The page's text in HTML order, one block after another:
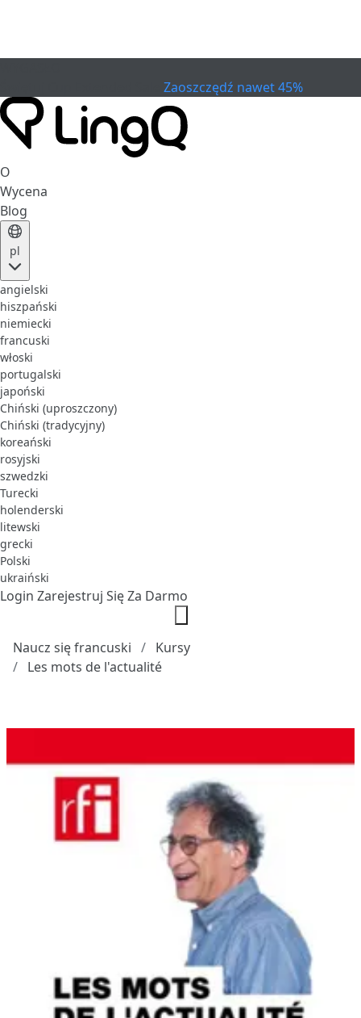
Zaoszczędź nawet 45%
O
Wycena
Blog
pl
angielski
hiszpański
niemiecki
francuski
włoski
portugalski
japoński
Chiński (uproszczony)
Chiński (tradycyjny)
koreański
rosyjski
szwedzki
Turecki
holenderski
litewski
grecki
Polski
ukraiński
Login Zarejestruj Się Za Darmo
Naucz się francuski
Kursy
Les mots de l'actualité